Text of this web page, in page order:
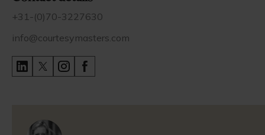
+31-(0)70-3227630
info@courtesymasters.com